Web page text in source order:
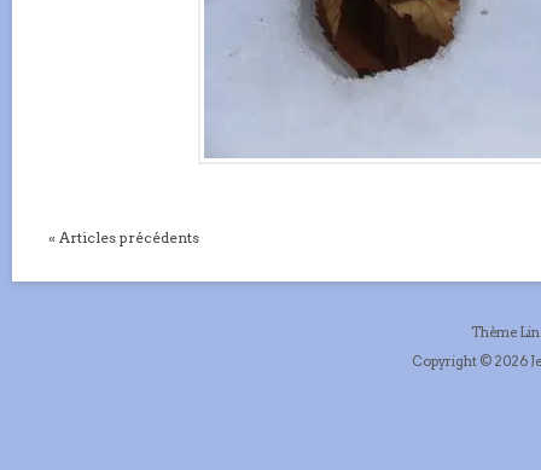
« Articles précédents
Thème
Copyright © 2026